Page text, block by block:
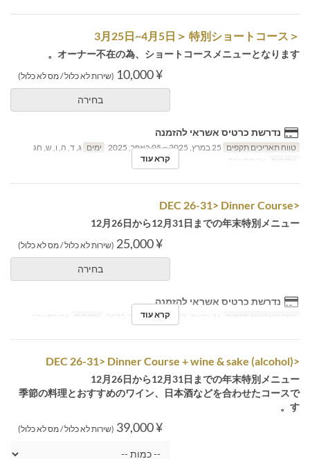
＜3月25日~4月5日＞ 特別ショートコース
オーナー不在の為、ショートコースメニューとなります。
¥ 10,000 (שירות לא כלול / מס לא כלול)
בחירה
נדרשת כרטיס אשראי להזמנה
טווח תאריכים תקפים ימים ג, ד, ה, ו, ש, חג
ארוחות ארוחת ערב קרא עוד
<DEC 26-31> Dinner Course
12月26日から12月31日までの年末特別メニュー
¥ 25,000 (שירות לא כלול / מס לא כלול)
בחירה
נדרשת כרטיס אשראי להזמנה
טווח תאריכים תקפים ארוחות ארוחת ערב קרא עוד
<DEC 26-31> Dinner Course + wine & sake (alcohol)
12月26日から12月31日までの年末特別メニュー
季節の料理とおすすめのワイン、日本酒などを合わせたコースで
す。
¥ 39,000 (שירות לא כלול / מס לא כלול)